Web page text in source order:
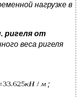
нагрузке в
ригеля от
веса ригеля
;